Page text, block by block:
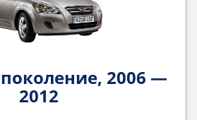
поколение, 2006 —
2012